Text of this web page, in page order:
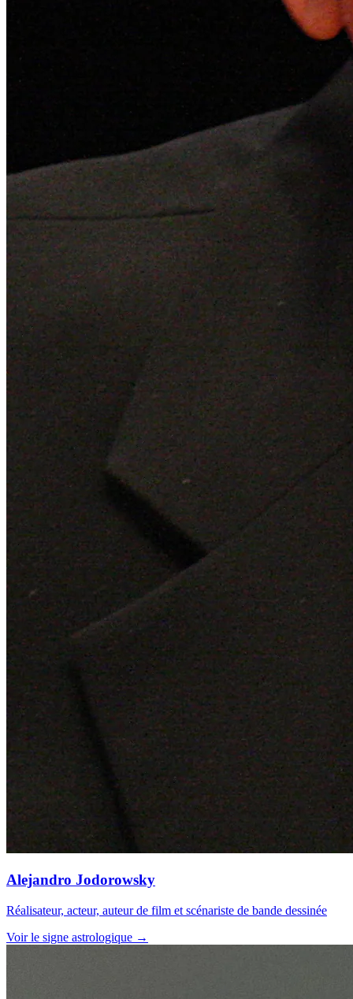
Alejandro Jodorowsky
Réalisateur, acteur, auteur de film et scénariste de bande dessinée
Voir le signe astrologique →